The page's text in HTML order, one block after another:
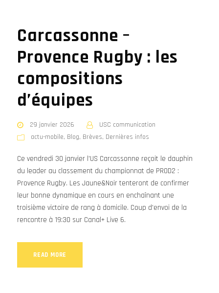
Carcassonne –
Provence Rugby : les
compositions
d’équipes
29 janvier 2026
USC communication
actu-mobile, Blog, Brèves, Dernières infos
Ce vendredi 30 janvier l'US Carcassonne reçoit le dauphin
du leader au classement du championnat de PROD2 :
Provence Rugby. Les Jaune&Noir tenteront de confirmer
leur bonne dynamique en cours en enchaînant une
troisième victoire de rang à domicile. Coup d'envoi de la
rencontre à 19:30 sur Canal+ Live 6.
READ MORE